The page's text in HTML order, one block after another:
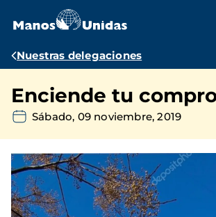
contenido
Ruta
navegación
Nuestras delegaciones
Enciende tu
Sábado, 09 noviembre, 2019